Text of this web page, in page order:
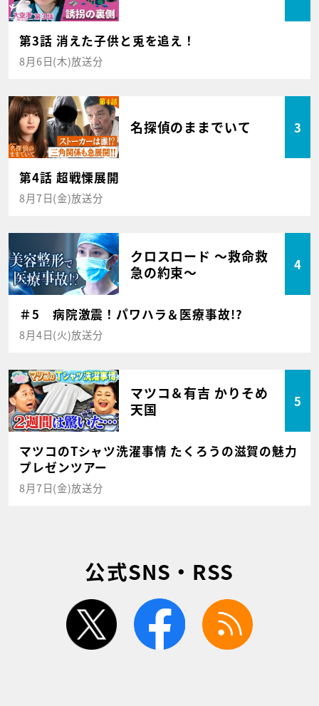
第3話 消えた子供と兎を追え！
8月6日(木)放送分
名探偵のままでいて 3
第4話 超戦慄展開
8月7日(金)放送分
クロスロード ～救命救
急の約束～
4
＃5 病院激震！パワハラ＆医療事故!?
8月4日(火)放送分
マツコ＆有吉 かりそめ
天国
5
マツコのTシャツ洗濯事情 たくろうの滋賀の魅力
プレゼンツアー
8月7日(金)放送分
公式SNS・RSS
twitter facebook